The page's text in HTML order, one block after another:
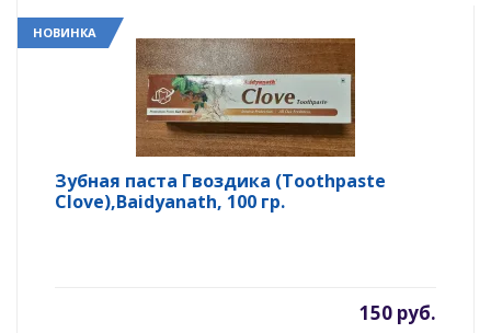
НОВИНКА
Зубная паста Гвоздика (Toothpaste
Clove),Baidyanath, 100 гр.
150 руб.